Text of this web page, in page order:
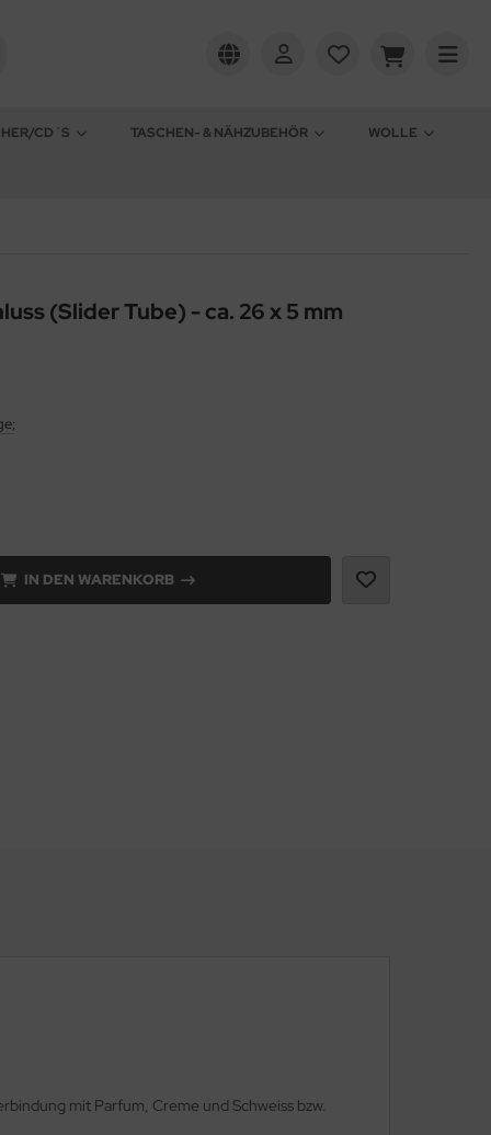
CD´S TASCHEN- & NÄHZUBEHÖR WOLLE
(Slider Tube) - ca. 26 x 5 mm
IN DEN WARENKORB
mit Parfum, Creme und Schweiss bzw.